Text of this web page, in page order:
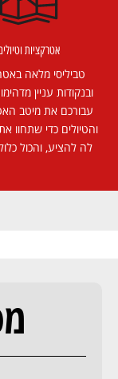
אטרקציות
טביליסי מלאה
ובנקודות עניין
עבורכם את מיטב
והטיולים כדי שתחוו
לה להציע, והכול